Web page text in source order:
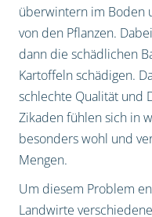
überwintern im Boden
von den Pflanzen.
dann die schädlichen
Kartoffeln schädigen.
schlechte Qualität und
Zikaden fühlen sich in
besonders wohl und
Mengen.
Um diesem Problem
Landwirte